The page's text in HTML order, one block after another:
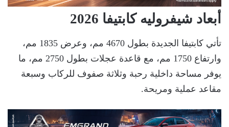
أبعاد شيفروليه كابتيفا 2026
تأتي كابتيفا الجديدة بطول 4670 مم، وعرض 1835 مم،
وارتفاع 1750 مم، مع قاعدة عجلات بطول 2750 مم، ما
يوفر مساحة داخلية رحبة وثلاثة صفوف للركاب وسبعة
مقاعد عملية ومريحة.